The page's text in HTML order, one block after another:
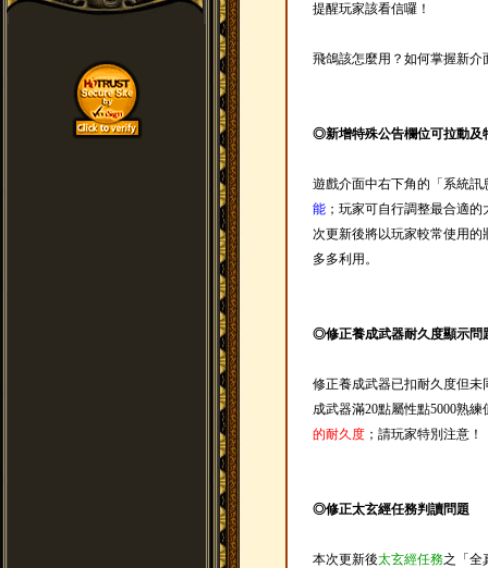
提醒玩家該看信囉！
飛鴿該怎麼用？如何掌握新介
◎新增特殊公告欄位可拉動及
遊戲介面中右下角的「系統訊
能 ；玩家可自行調整最合適的
次更新後將以玩家較常使用
多多利用。
◎修正養成武器耐久度顯示問
修正養成武器已扣耐久度但
成武器滿20點屬性點5000熟
的耐久度 ；請玩家特別注意！
◎修正太玄經任務判讀問題
本次更新後太玄經任務之「全